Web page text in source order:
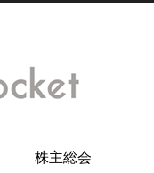
株主総会